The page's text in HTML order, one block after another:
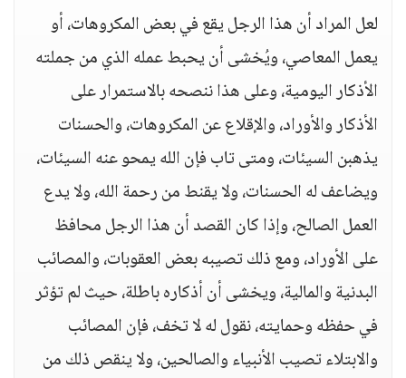
لعل المراد أن هذا الرجل يقع في بعض المكروهات، أو
يعمل المعاصي، ويُخشى أن يحبط عمله الذي من جملته
الأذكار اليومية، وعلى هذا ننصحه بالاستمرار على
الأذكار والأوراد، والإقلاع عن المكروهات، والحسنات
يذهبن السيئات، ومتى تاب فإن الله يمحو عنه السيئات،
ويضاعف له الحسنات، ولا يقنط من رحمة الله، ولا يدع
العمل الصالح، وإذا كان القصد أن هذا الرجل محافظ
على الأوراد، ومع ذلك تصيبه بعض العقوبات، والمصائب
البدنية والمالية، ويخشى أن أذكاره باطلة، حيث لم تؤثر
في حفظه وحمايته، نقول له لا تخف، فإن المصائب
والابتلاء تصيب الأنبياء والصالحين، ولا ينقص ذلك من